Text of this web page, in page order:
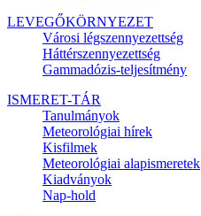
LEVEGŐKÖRNYEZET
Városi légszennyezettség
Háttérszennyezettség
Gammadózis-teljesítmény
ISMERET-TÁR
Tanulmányok
Meteorológiai hírek
Kisfilmek
Meteorológiai alapismeretek
Kiadványok
Nap-hold